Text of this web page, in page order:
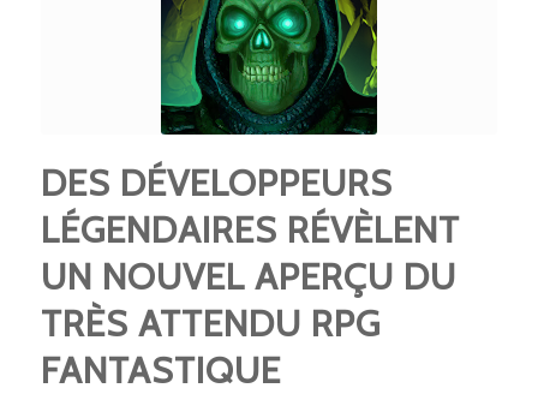
DES DÉVELOPPEURS
LÉGENDAIRES RÉVÈLENT
UN NOUVEL APERÇU DU
TRÈS ATTENDU RPG
FANTASTIQUE